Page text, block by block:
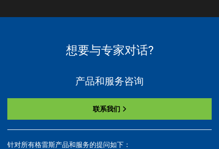
想要与专家对话?
产品和服务咨询
联系我们
针对所有格雷斯产品和服务的提问如下：